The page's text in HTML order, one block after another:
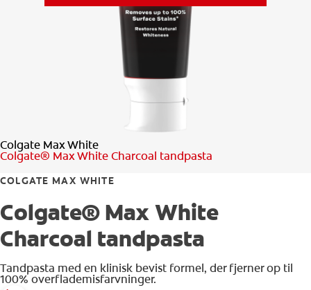
TJEK DIN MUNDSUNDHED
Colgate Max White
Colgate® Max White Charcoal tandpasta
COLGATE MAX WHITE
Colgate® Max White
Charcoal tandpasta
Tandpasta med en klinisk bevist formel, der fjerner op til
100% overflademisfarvninger.